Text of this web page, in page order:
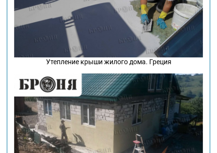
Утепление крыши жилого дома. Греция